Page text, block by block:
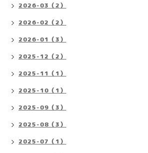
2026-03（2）
2026-02（2）
2026-01（3）
2025-12（2）
2025-11（1）
2025-10（1）
2025-09（3）
2025-08（3）
2025-07（1）